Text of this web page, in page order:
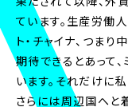
付
ー
ています。生産労働
ト・チャイナ、つま
期待できるとあって
います。それだけに
さらには周辺国へと